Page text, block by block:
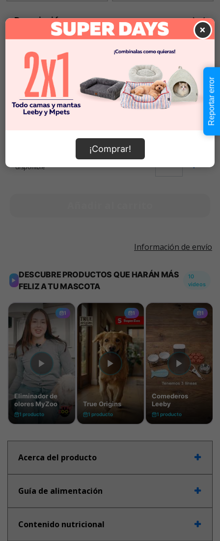
Descripción
Seleccionar Peso
7 KG
2 KG
$19.990
- +
Este producto no está
disponible
Información de envío
Acerca del producto
Guía de alimentación
Contenido nutricional
×
¡Comprar!
Reportar error